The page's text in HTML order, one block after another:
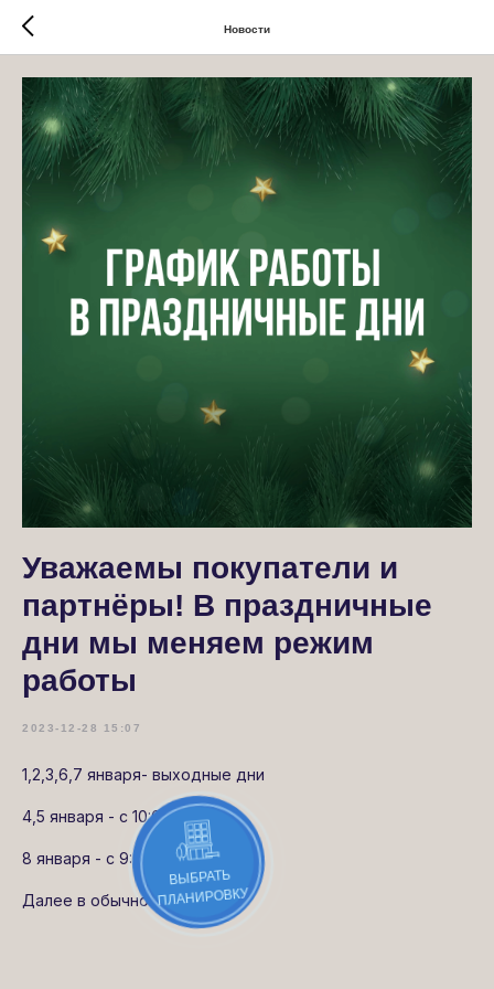
ВЫБРАТЬ
ПЛАНИРОВКУ
Новости
Уважаемы покупатели и
партнёры! В праздничные
дни мы меняем режим
работы
2023-12-28 15:07
1,2,3,6,7 января- выходные дни
4,5 января - с 10:00 до 17:00
8 января - с 9:00 до 19:00
Далее в обычном режиме